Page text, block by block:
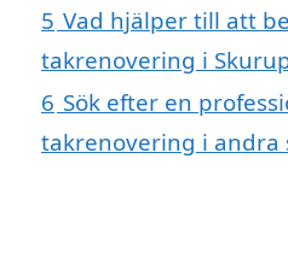
5 Vad hjälper till att
takrenovering i
6 Sök efter en
takrenovering i andra